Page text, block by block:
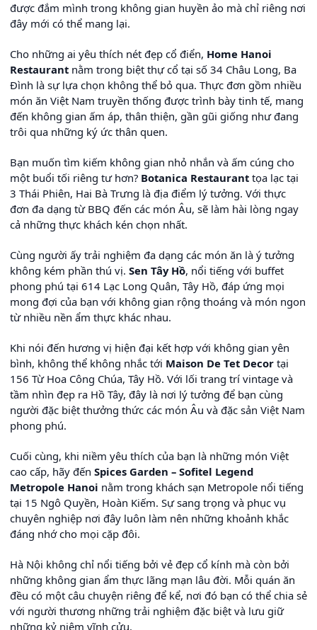
được đắm mình trong không gian huyền ảo mà chỉ riêng nơi
đây mới có thể mang lại.
Cho những ai yêu thích nét đẹp cổ điển, Home Hanoi
Restaurant nằm trong biệt thự cổ tại số 34 Châu Long, Ba
Đình là sự lựa chọn không thể bỏ qua. Thực đơn gồm nhiều
món ăn Việt Nam truyền thống được trình bày tinh tế, mang
đến không gian ấm áp, thân thiện, gần gũi giống như đang
trôi qua những ký ức thân quen.
Bạn muốn tìm kiếm không gian nhỏ nhắn và ấm cúng cho
một buổi tối riêng tư hơn? Botanica Restaurant tọa lạc tại
3 Thái Phiên, Hai Bà Trưng là địa điểm lý tưởng. Với thực
đơn đa dạng từ BBQ đến các món Âu, sẽ làm hài lòng ngay
cả những thực khách kén chọn nhất.
Cùng người ấy trải nghiệm đa dạng các món ăn là ý tưởng
không kém phần thú vị. Sen Tây Hồ, nổi tiếng với buffet
phong phú tại 614 Lạc Long Quân, Tây Hồ, đáp ứng mọi
mong đợi của bạn với không gian rộng thoáng và món ngon
từ nhiều nền ẩm thực khác nhau.
Khi nói đến hương vị hiện đại kết hợp với không gian yên
bình, không thể không nhắc tới Maison De Tet Decor tại
156 Từ Hoa Công Chúa, Tây Hồ. Với lối trang trí vintage và
tầm nhìn đẹp ra Hồ Tây, đây là nơi lý tưởng để bạn cùng
người đặc biệt thưởng thức các món Âu và đặc sản Việt Nam
phong phú.
Cuối cùng, khi niềm yêu thích của bạn là những món Việt
cao cấp, hãy đến Spices Garden – Sofitel Legend
Metropole Hanoi nằm trong khách sạn Metropole nổi tiếng
tại 15 Ngô Quyền, Hoàn Kiếm. Sự sang trọng và phục vụ
chuyên nghiệp nơi đây luôn làm nên những khoảnh khắc
đáng nhớ cho mọi cặp đôi.
Hà Nội không chỉ nổi tiếng bởi vẻ đẹp cổ kính mà còn bởi
những không gian ẩm thực lãng mạn lâu đời. Mỗi quán ăn
đều có một câu chuyện riêng để kể, nơi đó bạn có thể chia sẻ
với người thương những trải nghiệm đặc biệt và lưu giữ
những kỷ niệm vĩnh cửu.